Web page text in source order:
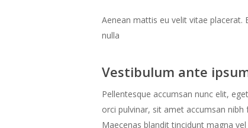
Aenean mattis eu velit vitae
nulla
Vestibulum ante
Pellentesque accumsan nunc elit,
orci pulvinar, sit amet accumsan
Maecenas blandit tincidunt magna vel